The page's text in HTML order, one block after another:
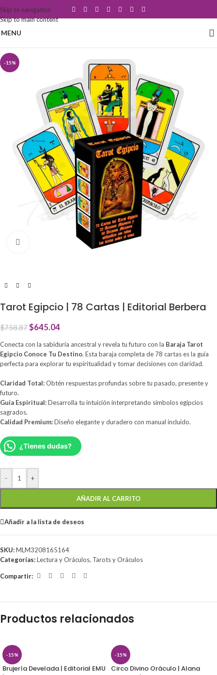
Skip to navigation
Skip to main content
MENU
-15%
Tarot Egipcio | 78 Cartas | Editorial Berbera
$758.87$645.04
Conecta con la sabiduría ancestral y revela tu futuro con la Baraja Tarot
Egipcio Conoce Tu Destino. Esta baraja completa de 78 cartas es la guía
perfecta para explorar tu espiritualidad y tomar decisiones con claridad.
Claridad Total:Obtén respuestas profundas sobre tu pasado, presente y
futuro.
Guía Espiritual:Desarrolla tu intuición interpretando símbolos egipcios
sagrados.
Calidad Premium:Diseño elegante y duradero con manual incluido.
¿Tienes dudas?
- +
AÑADIR AL CARRITO
Añadir a la lista de deseos
SKU:MLM3208165164
Categorías:Lectura y Oráculos, Tarots y Oráculos
Compartir:
Productos relacionados
-15%
Brujería Develada | Editorial EMU
-15%
Circo Divino Oráculo | Alana